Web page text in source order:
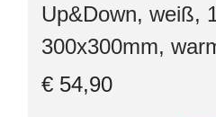
Up&Down, weiß,
300x300mm,
€ 54,90